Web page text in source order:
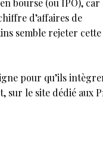
bourse (ou IPO), car
d’affaires de
semble rejeter cette
pour qu’ils
sur le site dédié aux